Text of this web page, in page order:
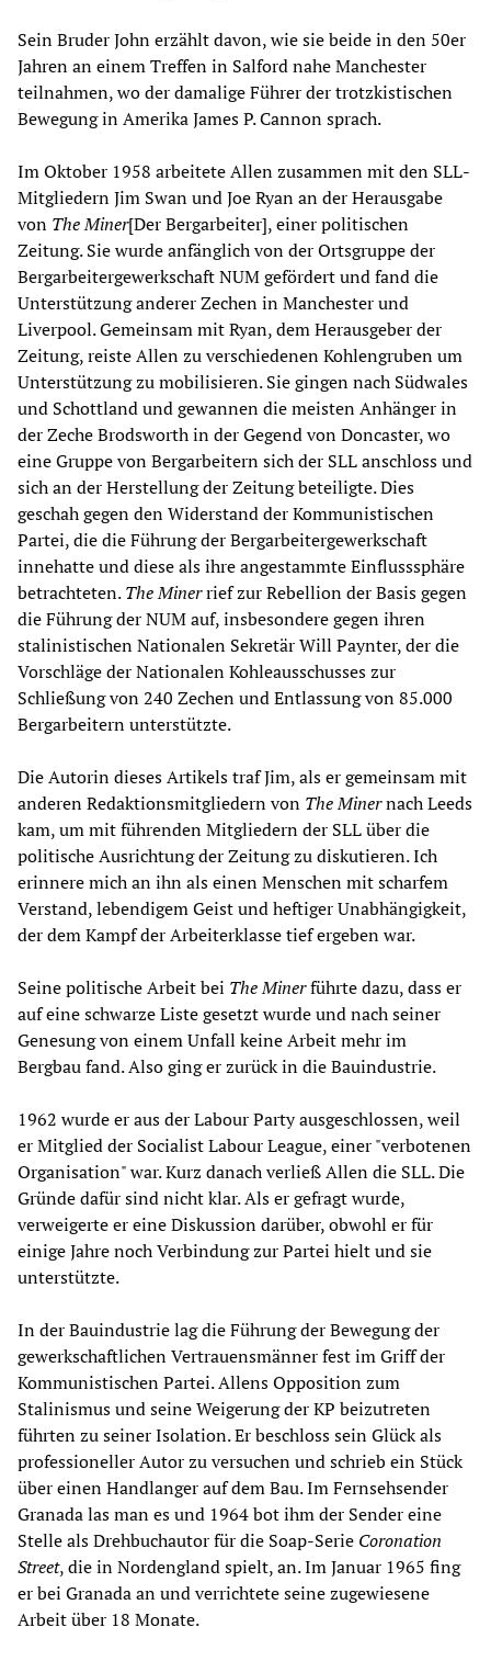
Sein Bruder John erzählt davon, wie sie beide in den 50er
Jahren an einem Treffen in Salford nahe Manchester
teilnahmen, wo der damalige Führer der trotzkistischen
Bewegung in Amerika James P. Cannon sprach.
Im Oktober 1958 arbeitete Allen zusammen mit den SLL-
Mitgliedern Jim Swan und Joe Ryan an der Herausgabe
von The Miner[Der Bergarbeiter], einer politischen
Zeitung. Sie wurde anfänglich von der Ortsgruppe der
Bergarbeitergewerkschaft NUM gefördert und fand die
Unterstützung anderer Zechen in Manchester und
Liverpool. Gemeinsam mit Ryan, dem Herausgeber der
Zeitung, reiste Allen zu verschiedenen Kohlengruben um
Unterstützung zu mobilisieren. Sie gingen nach Südwales
und Schottland und gewannen die meisten Anhänger in
der Zeche Brodsworth in der Gegend von Doncaster, wo
eine Gruppe von Bergarbeitern sich der SLL anschloss und
sich an der Herstellung der Zeitung beteiligte. Dies
geschah gegen den Widerstand der Kommunistischen
Partei, die die Führung der Bergarbeitergewerkschaft
innehatte und diese als ihre angestammte Einflusssphäre
betrachteten.The Minerrief zur Rebellion der Basis gegen
die Führung der NUM auf, insbesondere gegen ihren
stalinistischen Nationalen Sekretär Will Paynter, der die
Vorschläge der Nationalen Kohleausschusses zur
Schließung von 240 Zechen und Entlassung von 85.000
Bergarbeitern unterstützte.
Die Autorin dieses Artikels traf Jim, als er gemeinsam mit
anderen Redaktionsmitgliedern von The Minernach Leeds
kam, um mit führenden Mitgliedern der SLL über die
politische Ausrichtung der Zeitung zu diskutieren. Ich
erinnere mich an ihn als einen Menschen mit scharfem
Verstand, lebendigem Geist und heftiger Unabhängigkeit,
der dem Kampf der Arbeiterklasse tief ergeben war.
Seine politische Arbeit bei The Minerführte dazu, dass er
auf eine schwarze Liste gesetzt wurde und nach seiner
Genesung von einem Unfall keine Arbeit mehr im
Bergbau fand. Also ging er zurück in die Bauindustrie.
1962 wurde er aus der Labour Party ausgeschlossen, weil
er Mitglied der Socialist Labour League, einer "verbotenen
Organisation" war. Kurz danach verließ Allen die SLL. Die
Gründe dafür sind nicht klar. Als er gefragt wurde,
verweigerte er eine Diskussion darüber, obwohl er für
einige Jahre noch Verbindung zur Partei hielt und sie
unterstützte.
In der Bauindustrie lag die Führung der Bewegung der
gewerkschaftlichen Vertrauensmänner fest im Griff der
Kommunistischen Partei. Allens Opposition zum
Stalinismus und seine Weigerung der KP beizutreten
führten zu seiner Isolation. Er beschloss sein Glück als
professioneller Autor zu versuchen und schrieb ein Stück
über einen Handlanger auf dem Bau. Im Fernsehsender
Granada las man es und 1964 bot ihm der Sender eine
Stelle als Drehbuchautor für die Soap-Serie Coronation
Street, die in Nordengland spielt, an. Im Januar 1965 fing
er bei Granada an und verrichtete seine zugewiesene
Arbeit über 18 Monate.